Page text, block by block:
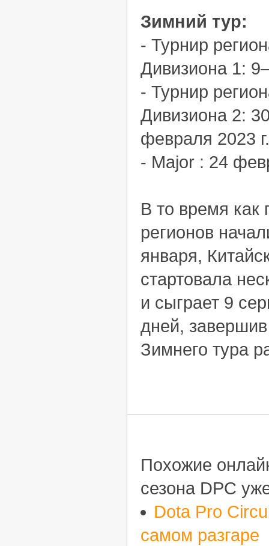
Зимний тур:
- Турнир
Дивизиона 1:
- Турнир
Дивизиона 2:
февраля 2023 г.
- Major : 24
В то время как
регионов
января,
стартовала
и сыграет 9
дней,
Зимнего тура
Похожие
сезона DPC
Dota Pro
самом разгаре